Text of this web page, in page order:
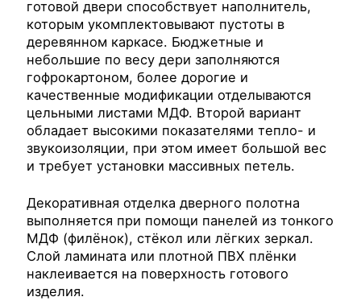
готовой двери способствует наполнитель,
которым укомплектовывают пустоты в
деревянном каркасе. Бюджетные и
небольшие по весу дери заполняются
гофрокартоном, более дорогие и
качественные модификации отделываются
цельными листами МДФ. Второй вариант
обладает высокими показателями тепло- и
звукоизоляции, при этом имеет большой вес
и требует установки массивных петель.
Декоративная отделка дверного полотна
выполняется при помощи панелей из тонкого
МДФ (филёнок), стёкол или лёгких зеркал.
Слой ламината или плотной ПВХ плёнки
наклеивается на поверхность готового
изделия.